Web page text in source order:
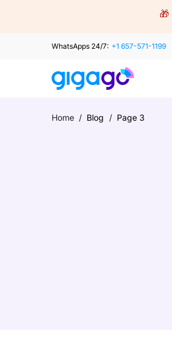
🎁
WhatsApps 24/7: +1 657-571-1199
Home / Blog / Page 3